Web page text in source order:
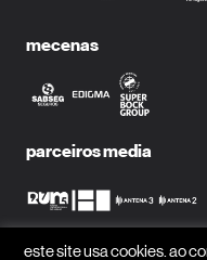
mecenas
parceiros media
este site usa cookies. ao